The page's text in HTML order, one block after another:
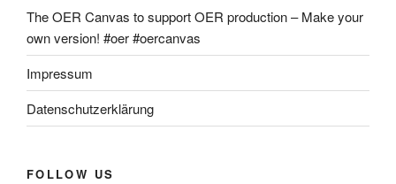
The OER Canvas to support OER production – Make your
own version! #oer #oercanvas
Impressum
Datenschutzerklärung
FOLLOW US